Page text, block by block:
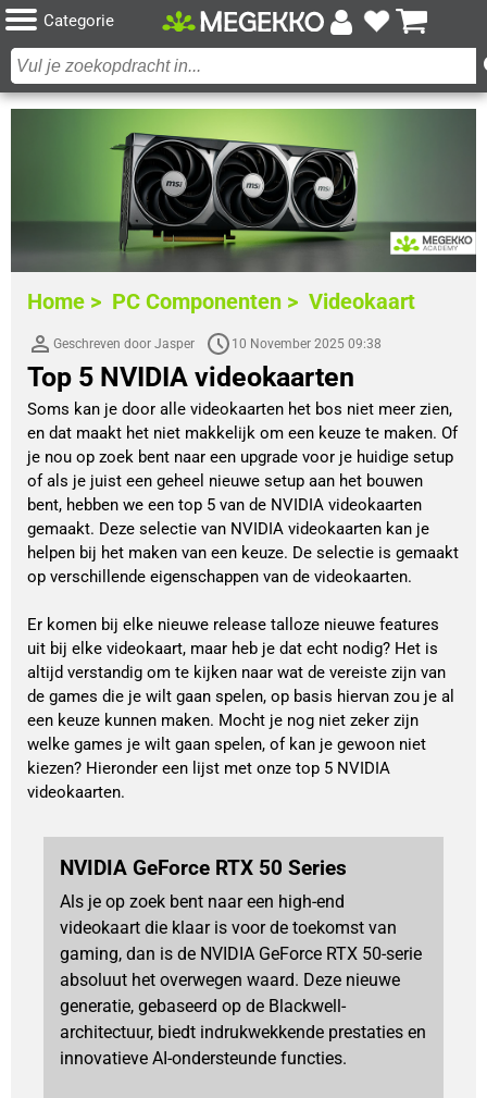
Categorie
Home > PC Componenten > Videokaart
Geschreven door Jasper 10 November 2025 09:38
Top 5 NVIDIA videokaarten
Soms kan je door alle videokaarten het bos niet meer zien,
en dat maakt het niet makkelijk om een keuze te maken. Of
je nou op zoek bent naar een upgrade voor je huidige setup
of als je juist een geheel nieuwe setup aan het bouwen
bent, hebben we een top 5 van de NVIDIA videokaarten
gemaakt. Deze selectie van NVIDIA videokaarten kan je
helpen bij het maken van een keuze. De selectie is gemaakt
op verschillende eigenschappen van de videokaarten.
Er komen bij elke nieuwe release talloze nieuwe features
uit bij elke videokaart, maar heb je dat echt nodig? Het is
altijd verstandig om te kijken naar wat de vereiste zijn van
de games die je wilt gaan spelen, op basis hiervan zou je al
een keuze kunnen maken. Mocht je nog niet zeker zijn
welke games je wilt gaan spelen, of kan je gewoon niet
kiezen? Hieronder een lijst met onze top 5 NVIDIA
videokaarten.
NVIDIA GeForce RTX 50 Series
Als je op zoek bent naar een high-end
videokaart die klaar is voor de toekomst van
gaming, dan is de NVIDIA GeForce RTX 50-serie
absoluut het overwegen waard. Deze nieuwe
generatie, gebaseerd op de Blackwell-
architectuur, biedt indrukwekkende prestaties en
innovatieve AI-ondersteunde functies.